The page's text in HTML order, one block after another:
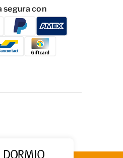
segura con